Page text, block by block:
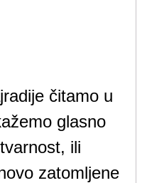
čitamo u
glasno
ili
zatomljene